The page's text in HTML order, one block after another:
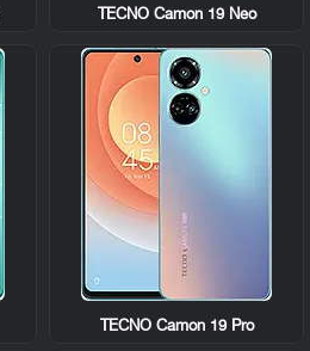
TECNO Camon 19 Neo
TECNO Camon 19 Pro